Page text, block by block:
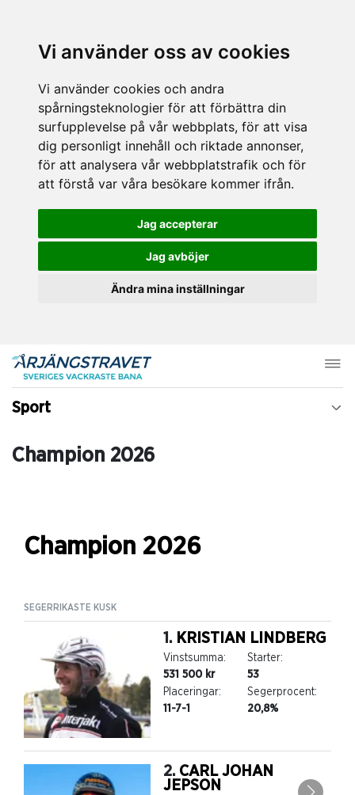
Vi använder oss av cookies
Vi använder cookies och andra
spårningsteknologier för att förbättra din
surfupplevelse på vår webbplats, för att visa
dig personligt innehåll och riktade annonser,
för att analysera vår webbplatstrafik och för
att förstå var våra besökare kommer ifrån.
Jag accepterar
Jag avböjer
Ändra mina inställningar
Sport
Champion 2026
Champion 2026
SEGERRIKASTE KUSK
1. KRISTIAN LINDBERG
Vinstsumma:
531 500 kr
Starter:
53
Placeringar:
11-7-1
Segerprocent:
20,8%
2. CARL JOHAN
JEPSON